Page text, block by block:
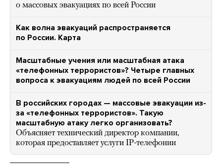
о массовых эвакуациях по всей России
Как волна эвакуаций распространяется
по России. Карта
Масштабные учения или масштабная атака
«телефонных террористов»? Четыре главных
вопроса к эвакуациям людей по всей России
В российских городах — массовые эвакуации из-
за «телефонных террористов». Такую
масштабную атаку легко организовать?
Объясняет технический директор компании,
которая предоставляет услуги IP-телефонии